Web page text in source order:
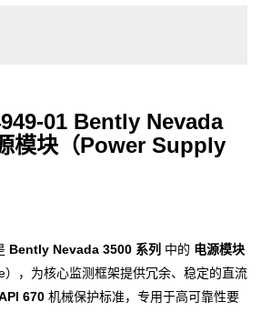
01 Bently Nevada
模块（Power Supply
Bently Nevada 3500 系列 中的 电源模块
），为核心监测框架提供冗余、稳定的直流
670 机械保护标准，专用于高可靠性要